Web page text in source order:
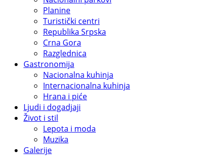
Planine
Turistički centri
Republika Srpska
Crna Gora
Razglednica
Gastronomija
Nacionalna kuhinja
Internacionalna kuhinja
Hrana i piće
Ljudi i dogadjaji
Život i stil
Lepota i moda
Muzika
Galerije